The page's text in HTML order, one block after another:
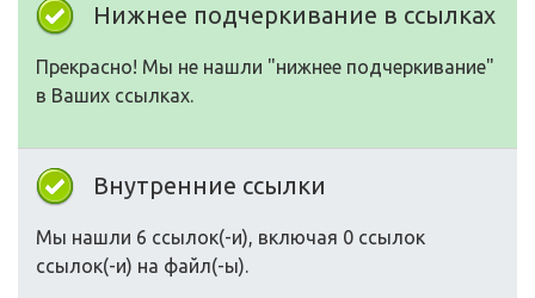
Нижнее подчеркивание в ссылках
Прекрасно! Мы не нашли "нижнее подчеркивание"
в Ваших ссылках.
Внутренние ссылки
Мы нашли 6 ссылок(-и), включая 0 ссылок
ссылок(-и) на файл(-ы).